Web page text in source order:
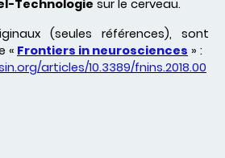
Technologie sur le cerveau.
(seules références), sont
« Frontiers in neurosciences » :
articles/10.3389/fnins.2018.00